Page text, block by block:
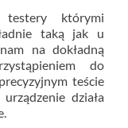
testery którymi
taką jak u
na dokładną
do
teście
działa